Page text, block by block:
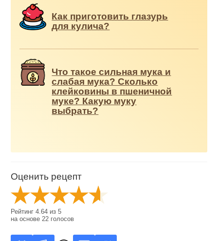
Как приготовить глазурь
для кулича?
Что такое сильная мука и
слабая мука? Сколько
клейковины в пшеничной
муке? Какую муку
выбрать?
Оценить рецепт
Рейтинг4.64 из5
на основе 22 голосов